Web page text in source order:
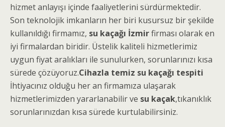
hizmet anlayışı içinde faaliyetlerini sürdürmektedir.
Son teknolojik imkanların her biri kusursuz bir şekilde
kullanıldığı firmamız, su kaçağı İzmirfirması olarak en
iyi firmalardan biridir. Üstelik kaliteli hizmetlerimiz
uygun fiyat aralıkları ile sunulurken, sorunlarınızı kısa
sürede çözüyoruz.Cihazla temiz su kaçağı tespiti
İhtiyacınız olduğu her an firmamıza ulaşarak
hizmetlerimizden yararlanabilir ve su kaçak,tıkanıklık
sorunlarınızdan kısa sürede kurtulabilirsiniz.